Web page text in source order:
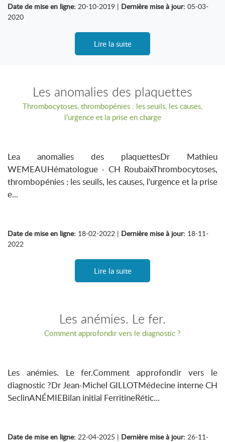
Date de mise en ligne: 20-10-2019 | Dernière mise à jour: 05-03-
2020
Lire la suite
Les anomalies des plaquettes
Thrombocytoses, thrombopénies : les seuils, les causes,
l'urgence et la prise en charge
Lea anomalies des plaquettesDr Mathieu
WEMEAUHématologue - CH RoubaixThrombocytoses,
thrombopénies : les seuils, les causes, l'urgence et la prise
e...
Date de mise en ligne: 18-02-2022 | Dernière mise à jour: 18-11-
2022
Lire la suite
Les anémies. Le fer.
Comment approfondir vers le diagnostic ?
Les anémies. Le fer.Comment approfondir vers le
diagnostic ?Dr Jean-Michel GILLOTMédecine interne CH
SeclinANÉMIEBilan initial FerritineRétic...
Date de mise en ligne: 22-04-2025 | Dernière mise à jour: 26-11-